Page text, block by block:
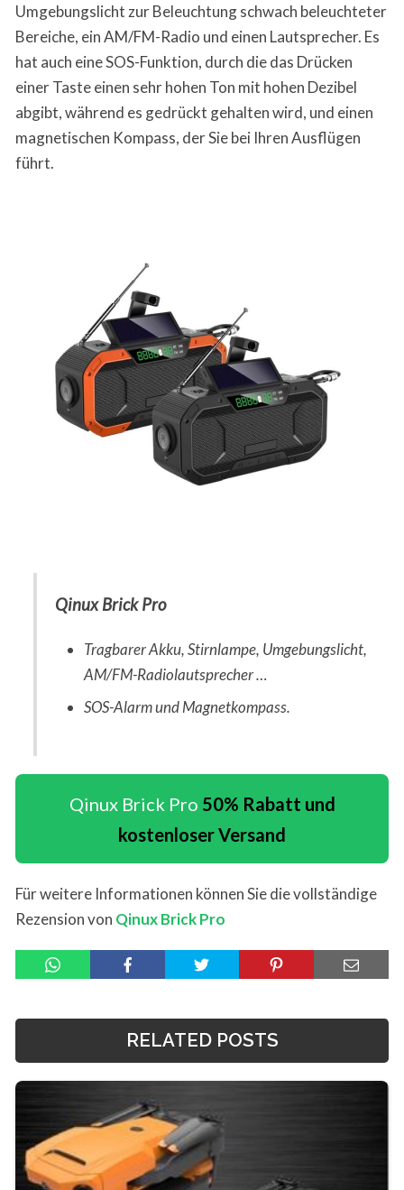
Umgebungslicht zur Beleuchtung schwach beleuchteter
Bereiche, ein AM/FM-Radio und einen Lautsprecher. Es
hat auch eine SOS-Funktion, durch die das Drücken
einer Taste einen sehr hohen Ton mit hohen Dezibel
abgibt, während es gedrückt gehalten wird, und einen
magnetischen Kompass, der Sie bei Ihren Ausflügen
führt.
Qinux Brick Pro
Tragbarer Akku, Stirnlampe, Umgebungslicht,
AM/FM-Radiolautsprecher …
SOS-Alarm und Magnetkompass.
Qinux Brick Pro 50% Rabatt und
kostenloser Versand
Für weitere Informationen können Sie die vollständige
Rezension von Qinux Brick Pro
RELATED POSTS